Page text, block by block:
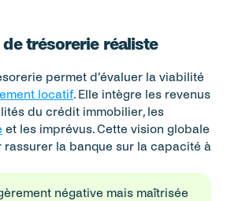
trésorerie réaliste
permet d’évaluer la viabilité
locatif. Elle intègre les revenus
du crédit immobilier, les
et les imprévus. Cette vision globale
la banque sur la capacité à
négative mais maîtrisée